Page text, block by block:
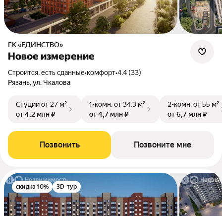
ГК «ЕДИНСТВО»
Новое измерение
Строится, есть сданные•комфорт•4.4 (33)
Рязань, ул. Чкалова
Студииот 27 м²
от 4,2 млн ₽
1-комн.от 34,3 м²
от 4,7 млн ₽
2-комн.от 55 м²
от 6,7 млн ₽
Позвонить Позвоните мне
скидка 10% 3D-тур